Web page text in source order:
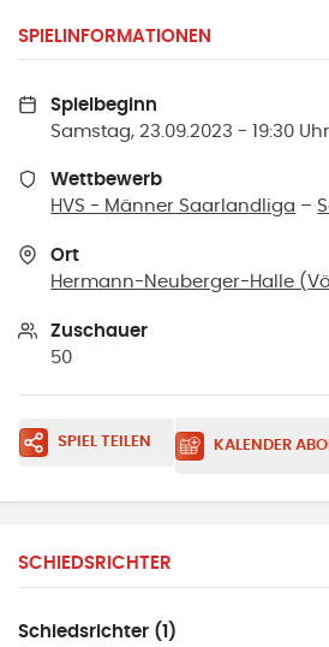
SPIELINFORMATIONEN
Spielbeginn
Samstag, 23.09.2023 - 19:30 Uhr
Wettbewerb
HVS - Männer Saarlandliga –
Ort
Hermann-Neuberger-Halle (
Zuschauer
50
SPIEL TEILEN KALENDER
SCHIEDSRICHTER
Schiedsrichter (1)